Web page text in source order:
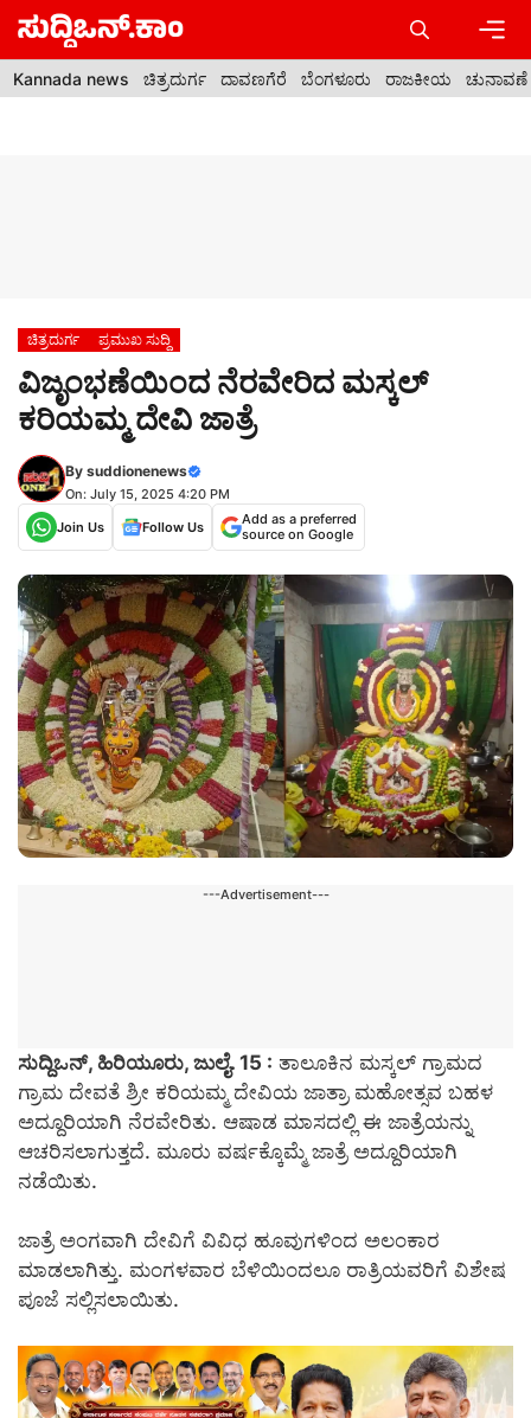
Skip
content
Kannada news ಚಿತ್ರದುರ್ಗ ದಾವಣಗೆರೆ ಬೆಂಗಳೂರು ರಾಜಕೀಯ ಚುನಾವಣೆ
ಚಿತ್ರದುರ್ಗ ಪ್ರಮುಖ ಸುದ್ದಿ
ವಿಜೃಂಭಣೆಯಿಂದ ನೆರವೇರಿದ ಮಸ್ಕಲ್
ಕರಿಯಮ್ಮ ದೇವಿ ಜಾತ್ರೆ
By suddionenews
On: July 15, 2025 4:20 PM
Join Us
Follow Us
Add as a preferred
source on Google
---Advertisement---
ಸುದ್ದಿಒನ್, ಹಿರಿಯೂರು, ಜುಲೈ. 15 : ತಾಲೂಕಿನ ಮಸ್ಕಲ್ ಗ್ರಾಮದ
ಗ್ರಾಮ ದೇವತೆ ಶ್ರೀ ಕರಿಯಮ್ಮ ದೇವಿಯ ಜಾತ್ರಾ ಮಹೋತ್ಸವ ಬಹಳ
ಅದ್ದೂರಿಯಾಗಿ ನೆರವೇರಿತು. ಆಷಾಡ ಮಾಸದಲ್ಲಿ ಈ ಜಾತ್ರೆಯನ್ನು
ಆಚರಿಸಲಾಗುತ್ತದೆ. ಮೂರು ವರ್ಷಕ್ಕೊಮ್ಮೆ ಜಾತ್ರೆ ಅದ್ದೂರಿಯಾಗಿ
ನಡೆಯಿತು.
ಜಾತ್ರೆ ಅಂಗವಾಗಿ ದೇವಿಗೆ ವಿವಿಧ ಹೂವುಗಳಿಂದ ಅಲಂಕಾರ
ಮಾಡಲಾಗಿತ್ತು. ಮಂಗಳವಾರ ಬೆಳಿಯಿಂದಲೂ ರಾತ್ರಿಯವರಿಗೆ ವಿಶೇಷ
ಪೂಜೆ ಸಲ್ಲಿಸಲಾಯಿತು.